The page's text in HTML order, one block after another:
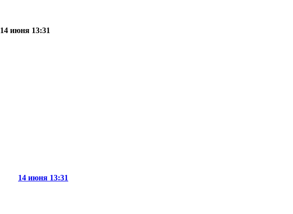
14 июня 13:31
14 июня 13:31